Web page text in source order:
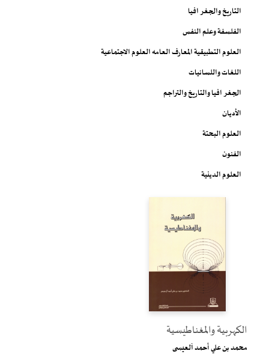
التاريخ والجغرافيا
الفلسفة وعلم النفس
العلوم التطبيقية المعارف العامه العلوم الاجتماعية
اللغات واللسانيات
الجغرافيا والتاريخ والتراجم
الأديان
العلوم البحتة
الفنون
العلوم الدينية
الكهربية والمغناطيسية
محمد بن علي أحمد آلعيسى